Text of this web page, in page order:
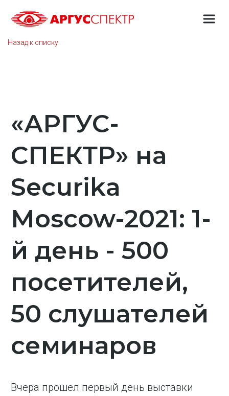
Назад к списку
«АРГУС-
СПЕКТР» на
Securika
Moscow-2021: 1-
й день - 500
посетителей,
50 слушателей
семинаров
Вчера прошел первый день выставки